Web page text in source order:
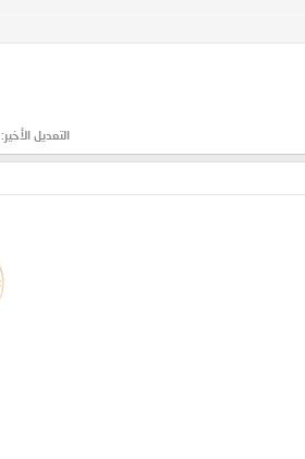
التعديل الأخير: